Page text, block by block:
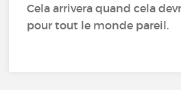
Cela arrivera quand cela
pour tout le monde pareil.